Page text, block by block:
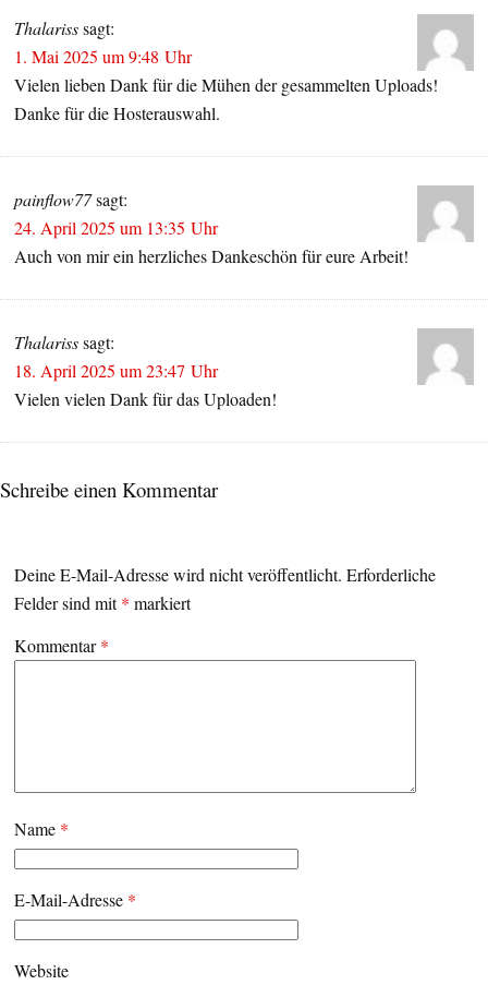
Thalarisssagt:
1. Mai 2025 um 9:48 Uhr
Vielen lieben Dank für die Mühen der gesammelten Uploads!
Danke für die Hosterauswahl.
painflow77sagt:
24. April 2025 um 13:35 Uhr
Auch von mir ein herzliches Dankeschön für eure Arbeit!
Thalarisssagt:
18. April 2025 um 23:47 Uhr
Vielen vielen Dank für das Uploaden!
Schreibe einen Kommentar
Deine E-Mail-Adresse wird nicht veröffentlicht. Erforderliche
Felder sind mit* markiert
Kommentar*
Name *
E-Mail-Adresse *
Website